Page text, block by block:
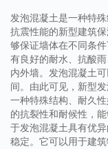
发泡混凝土是一种特
抗震性能的新型建筑
够保证墙体在不同条
有良好的耐水、抗酸
内外墙。发泡混凝土
间。由此可见，新型
一种特殊结构、耐久
的抗裂性和耐候性，
于发泡混凝土具有优
稳定。它可以用于建筑